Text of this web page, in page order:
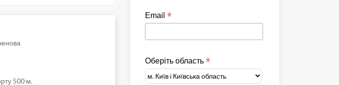
500 м.
Email*
Оберіть область*